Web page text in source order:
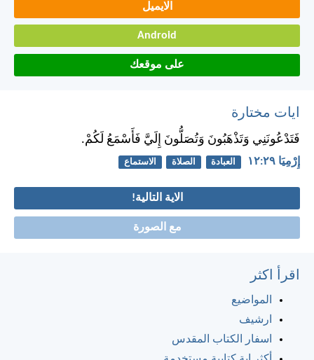
الايميل
Android
على موقعك
ايات مختارة
فَتَدْعُونَنِي وَتَذْهَبُونَ وَتُصَلُّونَ إِلَيَّ فَأَسْمَعُ لَكُمْ.
إِرْمِيَا ٢٩:‏١٢ العبادة الصلاة الاستماع
الاية التالية!
مع الصورة
اقرأ اكثر
المواضيع
ارشيف
اسفار الكتاب المقدس